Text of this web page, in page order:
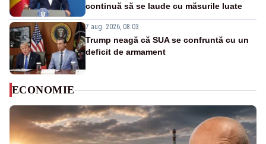
continuă să se laude cu măsurile luate
7 aug. 2026, 08:03
Trump neagă că SUA se confruntă cu un
deficit de armament
ECONOMIE